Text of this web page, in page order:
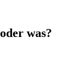
was?